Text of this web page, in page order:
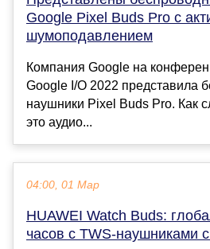
Google Pixel Buds Pro с
шумоподавлением
Компания Google на
Google I/O 2022 представила
наушники Pixel Buds Pro. Как
это аудио...
04:00, 01 Мар
HUAWEI Watch Buds:
часов с TWS-наушниками